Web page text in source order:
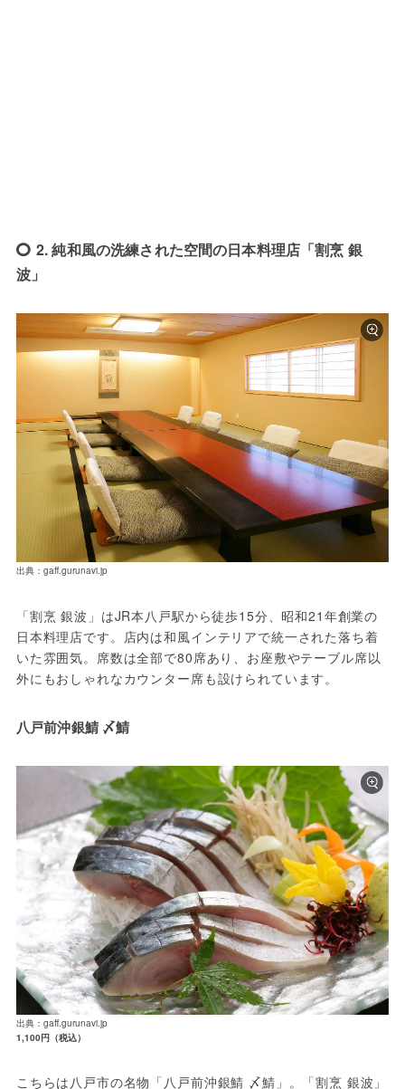
2. 純和風の洗練された空間の日本料理店「割烹 銀
波」
出典：gaff.gurunavi.jp
「割烹 銀波」はJR本八戸駅から徒歩15分、昭和21年創業の
日本料理店です。店内は和風インテリアで統一された落ち着
いた雰囲気。席数は全部で80席あり、お座敷やテーブル席以
外にもおしゃれなカウンター席も設けられています。
八戸前沖銀鯖 〆鯖
出典：gaff.gurunavi.jp
1,100円（税込）
こちらは八戸市の名物「八戸前沖銀鯖 〆鯖」。「割烹 銀波」